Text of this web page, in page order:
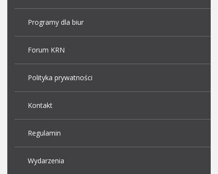
Programy dla biur
Forum KRN
Polityka prywatności
Kontakt
Regulamin
Wydarzenia